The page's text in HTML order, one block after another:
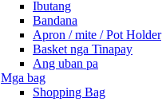
Ibutang
Bandana
Apron / mite / Pot Holder
Basket nga Tinapay
Ang uban pa
Mga bag
Shopping Bag